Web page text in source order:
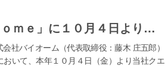
【大同生命】いきものコレクションアプリ「Ｂｉｏｍｅ」に１０月４日より当社独自クエスト「大同生命いきもの探し」を提供～野鳥や昆虫などのいきものを見つけクエスト達成を目指しながら、生物多様性保全に貢献～
社バイオーム（代表取締役：藤木 庄五郎）
いて、本年１０月４日（金）より当社クエ